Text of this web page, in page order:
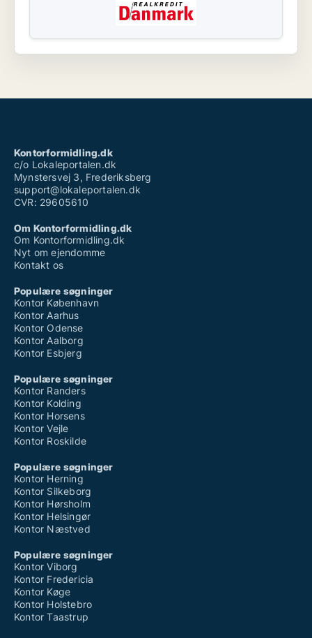
Kontorformidling.dk
c/o Lokaleportalen.dk
Mynstersvej 3, Frederiksberg
support@lokaleportalen.dk
CVR: 29605610
Om Kontorformidling.dk
Om Kontorformidling.dk
Nyt om ejendomme
Kontakt os
Populære søgninger
Kontor København
Kontor Aarhus
Kontor Odense
Kontor Aalborg
Kontor Esbjerg
Populære søgninger
Kontor Randers
Kontor Kolding
Kontor Horsens
Kontor Vejle
Kontor Roskilde
Populære søgninger
Kontor Herning
Kontor Silkeborg
Kontor Hørsholm
Kontor Helsingør
Kontor Næstved
Populære søgninger
Kontor Viborg
Kontor Fredericia
Kontor Køge
Kontor Holstebro
Kontor Taastrup